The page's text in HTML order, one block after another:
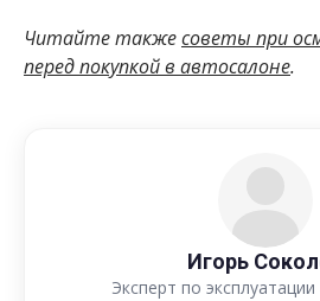
Читайте такжесоветы при
перед покупкой в автосалоне.
Игорь
Эксперт по